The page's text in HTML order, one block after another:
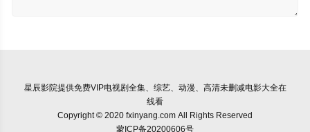
星辰影院提供免费VIP电视剧全集、综艺、动漫、高清未删减电影大全在
线看
Copyright © 2020 fxinyang.com All Rights Reserved
蒙ICP备20200606号